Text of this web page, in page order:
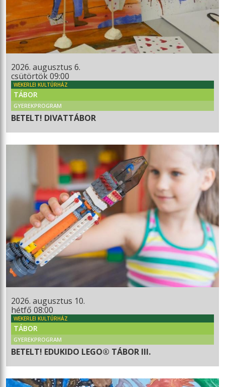
2026. augusztus 6.
csütörtök 09:00
WEKERLEI KULTÚRHÁZ
TÁBOR
GYEREKPROGRAM
BETELT! DIVATTÁBOR
2026. augusztus 10.
hétfő 08:00
WEKERLEI KULTÚRHÁZ
TÁBOR
GYEREKPROGRAM
BETELT! EDUKIDO LEGO® TÁBOR III.